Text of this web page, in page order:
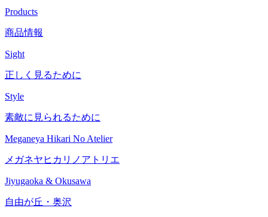
Products
商品情報
Sight
正しく見るために
Style
素敵に見られるために
Meganeya Hikari No Atelier
メガネヤヒカリノアトリエ
Jiyugaoka & Okusawa
自由が丘・奥沢